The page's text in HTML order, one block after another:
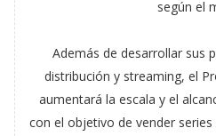
según el
Además de desarrollar sus
distribución y streaming, el
aumentará la escala y el
con el objetivo de vender